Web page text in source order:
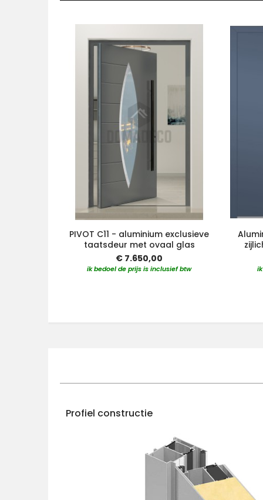
PIVOT C11 - aluminium exclusieve
taatsdeur met ovaal glas
€ 7.650,00
ik bedoel de prijs is inclusief btw